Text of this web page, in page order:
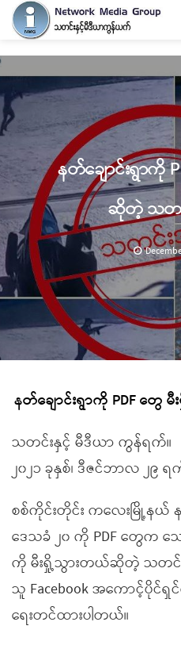
နတ်ချောင်းရွာကို
ဆိုတဲ့ သတင်
နတ်ချောင်းရွာကို PDF တွေ
သတင်းနှင့် မီဒီယာ ကွန်ရက်။
၂၀၂၁ ခုနှစ်၊ ဒီဇင်ဘာလ ၂၉ ရ
စစ်ကိုင်းတိုင်း ကလေးမြို့နယ်
ဒေသခံ ၂၀ ကို PDF တွေက
ကို မီးရှို့သွားတယ်ဆိုတဲ့ သတင်
သူ Facebook အကောင့်ပိုင်
ရေးတင်ထားပါတယ်။